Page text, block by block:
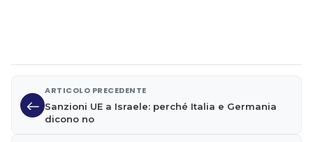
ARTICOLO PRECEDENTE
Sanzioni UE a Israele: perché Italia e Germania
dicono no